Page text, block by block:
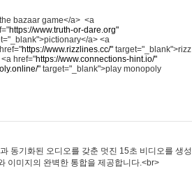
bazaar game</a> <a
https://www.truth-or-dare.org"
a> <a
https://www.rizzlines.cc/" target="_blank">rizz
href="https://www.connections-hint.io/"
" target="_blank">play monopoly
동기화된 오디오를 갖춘 멋진 15초 비디오를 생성
이미지의 완벽한 통합을 제공합니다.<br>